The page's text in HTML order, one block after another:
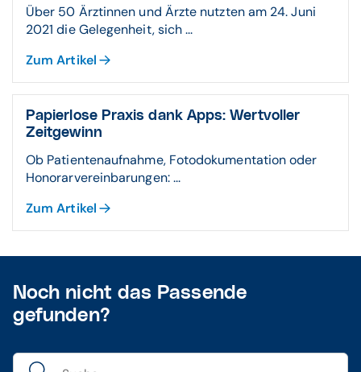
Über 50 Ärztinnen und Ärzte nutzten am 24. Juni
2021 die Gelegenheit, sich ...
Zum Artikel
Papierlose Praxis dank Apps: Wertvoller
Zeitgewinn
Ob Patientenaufnahme, Fotodokumentation oder
Honorarvereinbarungen: ...
Zum Artikel
Noch nicht das Passende
gefunden?